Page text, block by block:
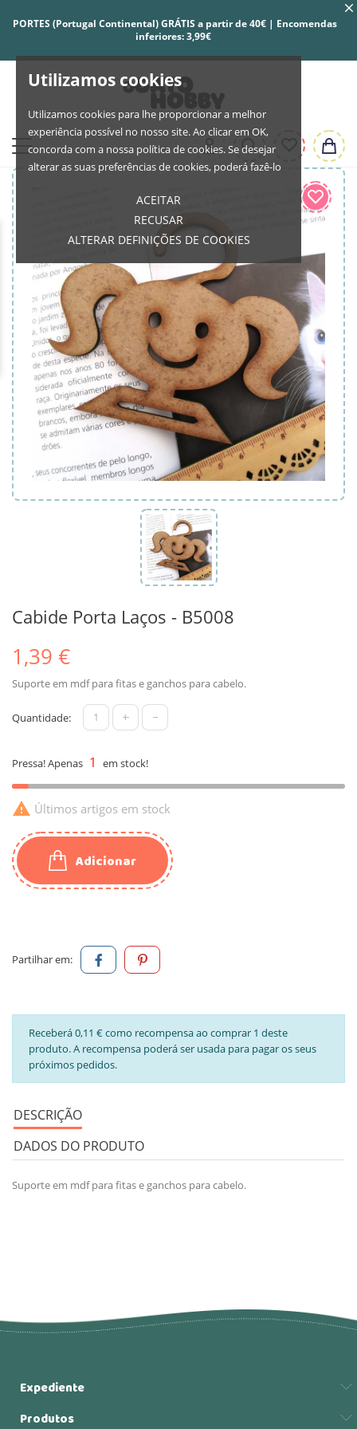
Utilizamos cookies
Utilizamos cookies para lhe proporcionar a melhor
experiência possível no nosso site. Ao clicar em OK,
concorda com a nossa política de cookies. Se desejar
alterar as suas preferências de cookies, poderá fazê-lo
ACEITAR
RECUSAR
ALTERAR DEFINIÇÕES DE COOKIES
PORTES (Portugal Continental) GRÁTIS a partir de 40€ | Encomendas
inferiores: 3,99€
Cabide Porta Laços - B5008
1,39 €
Suporte em mdf para fitas e ganchos para cabelo.
Quantidade: + -
Pressa! Apenas 1 em stock!
 Últimos artigos em stock
Adicionar
Partilhar em:
Receberá 0,11 € como recompensa ao comprar 1 deste
produto. A recompensa poderá ser usada para pagar os seus
próximos pedidos.
DESCRIÇÃO
DADOS DO PRODUTO
Suporte em mdf para fitas e ganchos para cabelo.
Expediente
Produtos